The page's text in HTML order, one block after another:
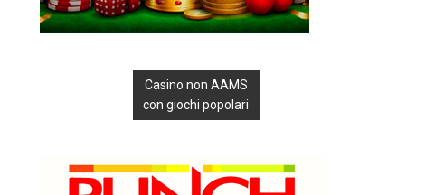
Casino non AAMS
con giochi popolari